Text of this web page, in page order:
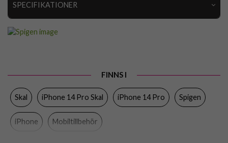
SPECIFIKATIONER
Färg Svart
Material
FINNS I
Skal iPhone 14 Pro Skal iPhone 14 Pro Spigen
iPhone Mobiltillbehör